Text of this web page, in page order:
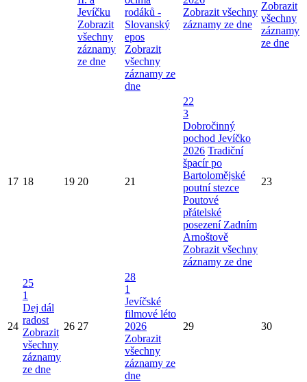
Jevíčku
Zobrazit
všechny
záznamy
ze dne
rodáků -
Slovanský
epos
Zobrazit
všechny
záznamy ze
dne
Zobrazit všechny
záznamy ze dne
Zobrazit
všechny
záznamy
ze dne
17 18 19 20 21
22
3
Dobročinný
pochod Jevíčko
2026 Tradiční
špacír po
Bartolomějské
poutní stezce
Poutové
přátelské
posezení Zadním
Arnoštově
Zobrazit všechny
záznamy ze dne
23
24
25
1
Dej dál
radost
Zobrazit
všechny
záznamy
ze dne
26 27
28
1
Jevíčské
filmové léto
2026
Zobrazit
všechny
záznamy ze
dne
29 30